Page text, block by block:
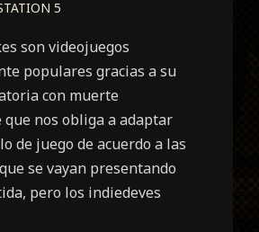
5
son videojuegos
populares gracias a su
con muerte
nos obliga a adaptar
de juego de acuerdo a las
se vayan presentando
pero los indiedeves